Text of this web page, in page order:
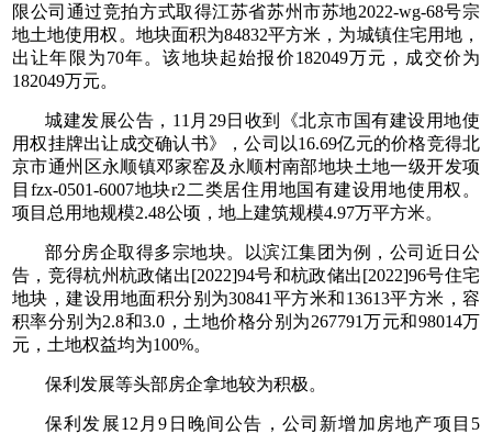
限公司通过竞拍方式取得江苏省苏州市苏地2022-wg-68号宗
地土地使用权。地块面积为84832平方米，为城镇住宅用地，
出让年限为70年。该地块起始报价182049万元，成交价为
182049万元。
城建发展公告，11月29日收到《北京市国有建设用地使
用权挂牌出让成交确认书》，公司以16.69亿元的价格竞得北
京市通州区永顺镇邓家窑及永顺村南部地块土地一级开发项
目fzx-0501-6007地块r2二类居住用地国有建设用地使用权。
项目总用地规模2.48公顷，地上建筑规模4.97万平方米。
部分房企取得多宗地块。以滨江集团为例，公司近日公
告，竞得杭州杭政储出[2022]94号和杭政储出[2022]96号住宅
地块，建设用地面积分别为30841平方米和13613平方米，容
积率分别为2.8和3.0，土地价格分别为267791万元和98014万
元，土地权益均为100%。
保利发展等头部房企拿地较为积极。
保利发展12月9日晚间公告，公司新增加房地产项目5